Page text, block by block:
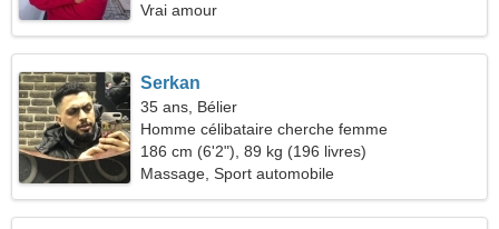
Vrai amour
Serkan
35 ans, Bélier
Homme célibataire cherche femme
186 cm (6'2"), 89 kg (196 livres)
Massage, Sport automobile